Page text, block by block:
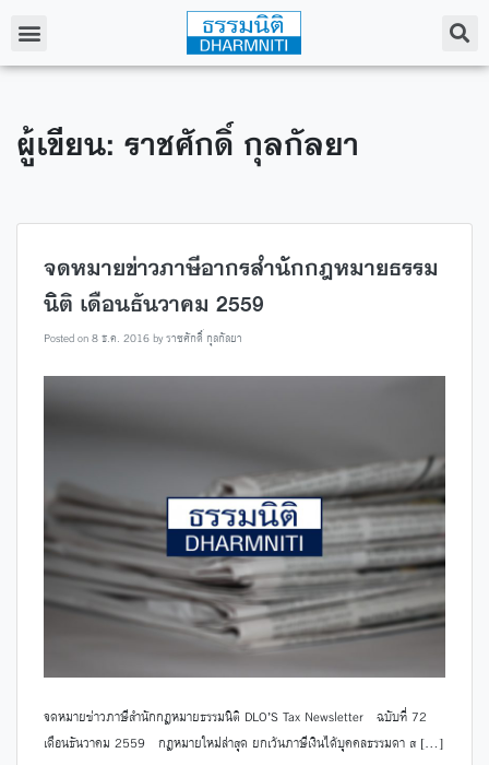
ผู้เขียน: ราชศักดิ์ กุลกัลยา
จดหมายข่าวภาษีอากรสำนักกฎหมายธรรม
นิติ เดือนธันวาคม 2559
Posted on8 ธ.ค. 2016byราชศักดิ์ กุลกัลยา
จดหมายข่าวภาษีสำนักกฎหมายธรรมนิติ DLO’S Tax Newsletter ฉบับที่ 72
เดือนธันวาคม 2559 กฎหมายใหม่ล่าสุด ยกเว้นภาษีเงินได้บุคคลธรรมดา ส […]